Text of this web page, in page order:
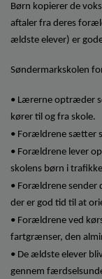
Børn kopierer de
aftaler fra deres
ældste elever) er
Søndermarkskolen
• Lærerne optræder
kører til og fra skole.
• Forældrene sætter
• Forældrene lever
skolens børn i
• Forældrene sender
der er god tid til at
• Forældrene ved
fartgrænser, den
• De ældste elever
gennem